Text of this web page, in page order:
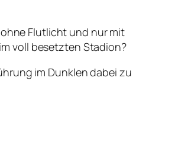
Flutlicht und nur mit
voll besetzten Stadion?
im Dunklen dabei zu